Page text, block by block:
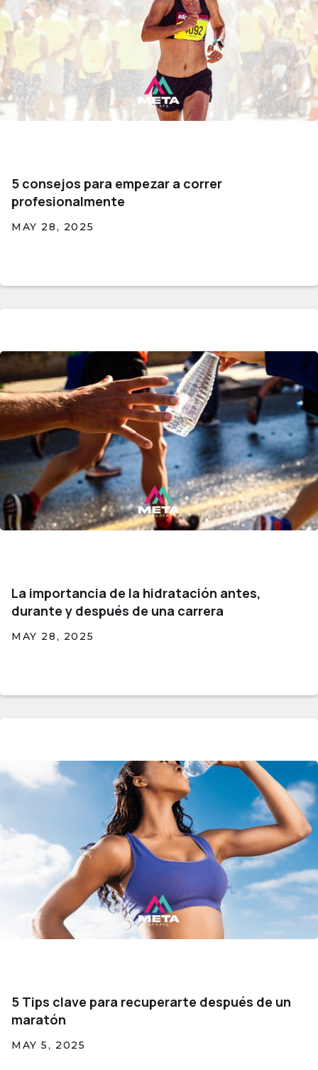
5 consejos para empezar a correr
profesionalmente
MAY 28, 2025
La importancia de la hidratación antes,
durante y después de una carrera
MAY 28, 2025
5 Tips clave para recuperarte después de un
maratón
MAY 5, 2025